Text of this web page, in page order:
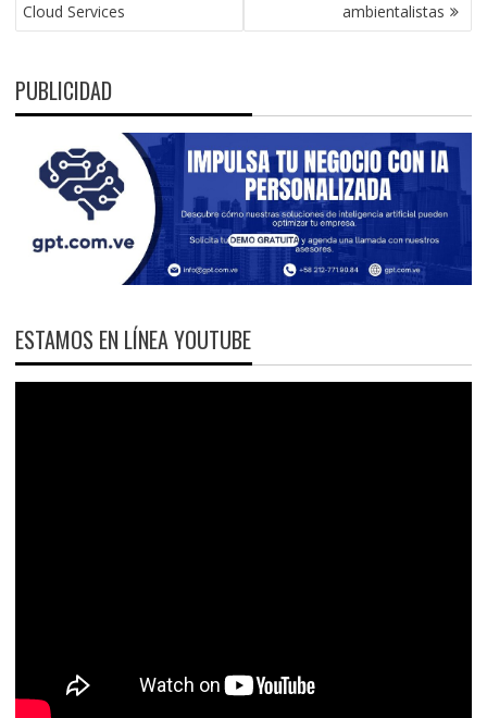
Cloud Services ambientalistas
PUBLICIDAD
ESTAMOS EN LÍNEA YOUTUBE